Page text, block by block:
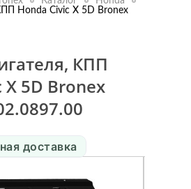
Honda Civic X 5D Bronex
КПП
X 5D Bronex
доставка